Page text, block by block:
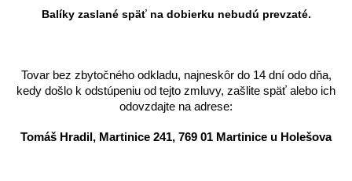
Balíky zaslané späť na dobierku nebudú prevzaté.
Tovar bez zbytočného odkladu, najneskôr do 14 dní odo dňa,
kedy došlo k odstúpeniu od tejto zmluvy, zašlite späť alebo ich
odovzdajte na adrese:
Tomáš Hradil, Martinice 241, 769 01 Martinice u Holešova